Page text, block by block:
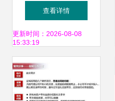
销售额？销售代理
必须掌握的三大核
心方法
查看详情
更新时间：2026-08-08
15:33:19